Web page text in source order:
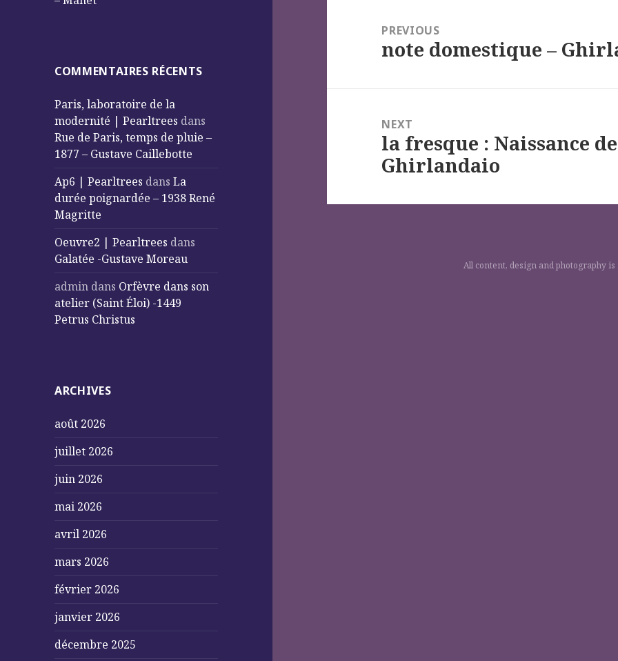
COMMENTAIRES RÉCENTS
Paris, laboratoire de la
modernité | Pearltrees dans
Rue de Paris, temps de pluie –
1877 – Gustave Caillebotte
Ap6 | Pearltrees dansLa
durée poignardée – 1938 René
Magritte
Oeuvre2 | Pearltrees dans
Galatée -Gustave Moreau
admin dans Orfèvre dans son
atelier (Saint Éloi) -1449
Petrus Christus
ARCHIVES
août 2026
juillet 2026
juin 2026
mai 2026
avril 2026
mars 2026
février 2026
janvier 2026
décembre 2025
l’article
PREVIOUS
Previous
note domestique –
NEXT
Next
post:
la fresque : Naissance
Ghirlandaio
All content, design and photography